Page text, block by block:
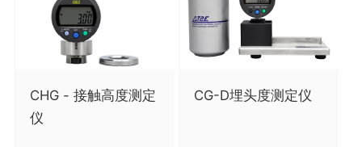
CHG - 接触高度测定
仪
CG-D埋头度测定仪